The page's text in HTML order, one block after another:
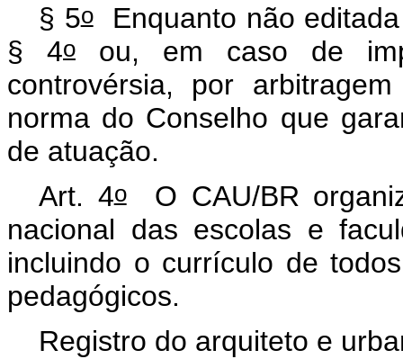
§ 5oEnquanto não
§ 4o ou, em caso de
controvérsia, por
norma do Conselho que
de atuação.
Art. 4oO CAU/BR
nacional das escolas e
incluindo o currículo de
pedagógicos.
Registro do arquiteto e